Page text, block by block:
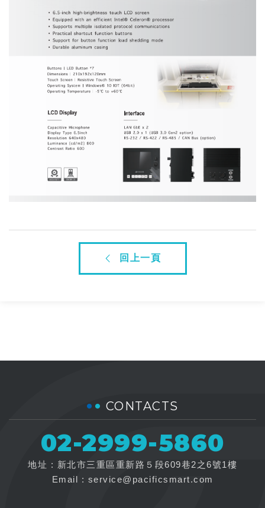
回上一頁
CONTACTS
02-2999-5860
地址 : 新北市三重區重新路５段609巷2之6號1樓
Email : service@pacificsmart.com